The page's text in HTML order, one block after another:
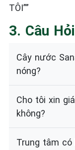
TÔI””
3. Câu
Cây nước
nóng?
Cho tôi xin
không?
Trung tâm có